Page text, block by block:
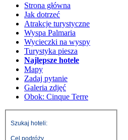
Strona główna
Jak dotrzeć
Atrakcje turystyczne
Wyspa Palmaria
Wycieczki na wyspy
Turystyka piesza
Najlepsze hotele
Mapy
Zadaj pytanie
Galeria zdjęć
Obok: Cinque Terre
Szukaj hoteli:
Cel podróży